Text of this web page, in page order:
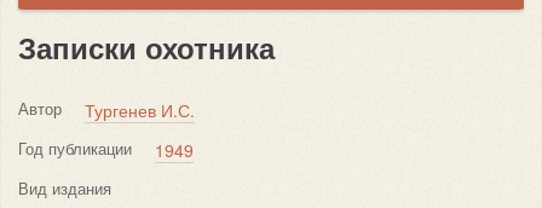
Записки охотника
Автор Тургенев И.С.
Год публикации 1949
Вид издания